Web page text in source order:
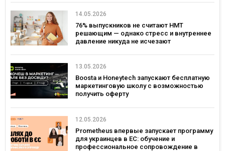
14.05.2026
76% выпускников не считают НМТ
решающим — однако стресс и внутреннее
давление никуда не исчезают
13.05.2026
Boosta и Honeytech запускают бесплатную
маркетинговую школу с возможностью
получить оферту
12.05.2026
Prometheus впервые запускает программу
для украинцев в ЕС: обучение и
профессиональное сопровождение в